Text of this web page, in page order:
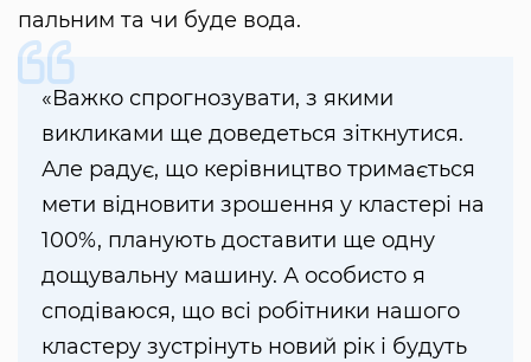
пальним та чи буде вода.
«Важко спрогнозувати, з якими
викликами ще доведеться зіткнутися.
Але радує, що керівництво тримається
мети відновити зрошення у кластері на
100%, планують доставити ще одну
дощувальну машину. А особисто я
сподіваюся, що всі робітники нашого
кластеру зустрінуть новий рік і будуть